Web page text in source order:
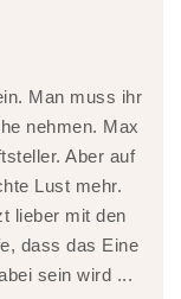
Man muss ihr
nehmen. Max
Aber auf
Lust mehr.
lieber mit den
dass das Eine
sein wird ...